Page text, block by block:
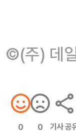
©(주) 데
0 0 기사 공